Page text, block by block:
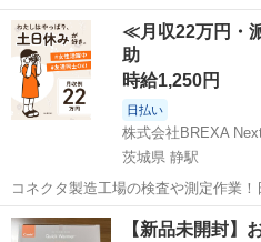
≪月収22万円・
助
時給1,250円
日払い
株式会社BREXA
茨城県 静駅
コネクタ製造工場の検査や測定作業！
日128日★クリーンルーム内作業★マ
★就業先食堂利用可！日払い制度あり！
茨城 常陸大宮市 静駅 そ
【新品未開封】